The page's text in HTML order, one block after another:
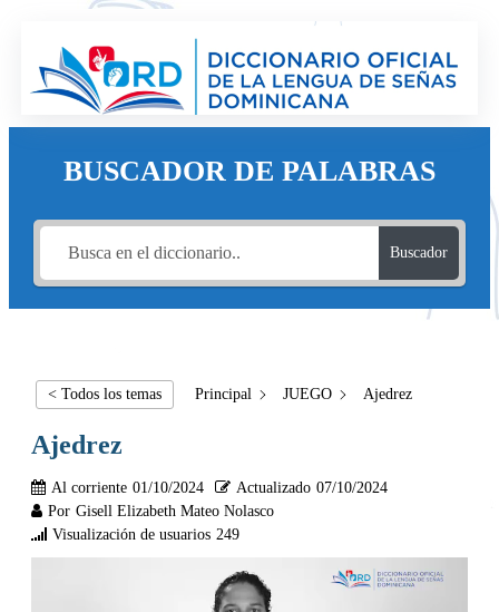
BUSCADOR DE PALABRAS
Buscador
< Todos los temas Principal JUEGO Ajedrez
Ajedrez
Al corriente 01/10/2024 Actualizado 07/10/2024
Por Gisell Elizabeth Mateo Nolasco
Visualización de usuarios 249